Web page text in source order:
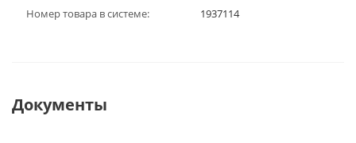
Номер товара в системе: 1937114
Документы